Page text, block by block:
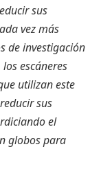
sus
vez más
de investigación
escáneres
utilizan este
sus
el
globos para